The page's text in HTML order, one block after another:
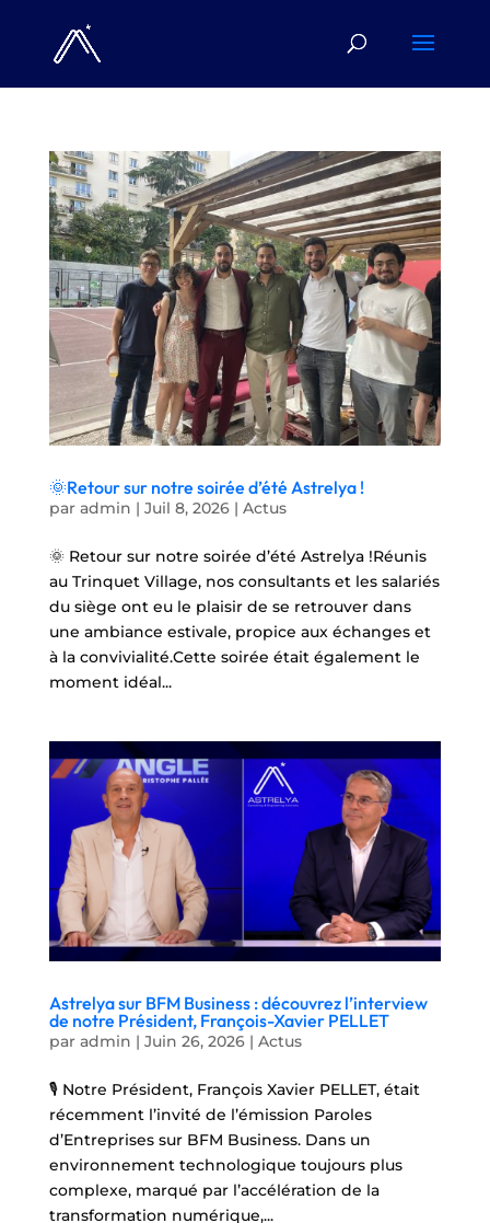
🌞Retour sur notre soirée d’été Astrelya !
par admin | Juil 8, 2026| Actus
🌞 Retour sur notre soirée d’été Astrelya !Réunis
au Trinquet Village, nos consultants et les salariés
du siège ont eu le plaisir de se retrouver dans
une ambiance estivale, propice aux échanges et
à la convivialité.Cette soirée était également le
moment idéal...
Astrelya sur BFM Business : découvrez l’interview
de notre Président, François-Xavier PELLET
par admin | Juin 26, 2026| Actus
🎙️ Notre Président, François Xavier PELLET, était
récemment l’invité de l’émission Paroles
d’Entreprises sur BFM Business. Dans un
environnement technologique toujours plus
complexe, marqué par l’accélération de la
transformation numérique,...